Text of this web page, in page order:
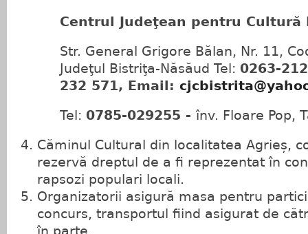
Centrul Judeţean pentru Cultură
Str. General Grigore Bălan, Nr. 11,
Judeţul Bistriţa-Năsăud Tel: 0263-
232 571, Email:
Tel: 0785-029255 -înv. Floare Pop,
Căminul Cultural din localitatea Agrieș,
rezervă dreptul de a fi reprezentat în
rapsozi populari locali.
Organizatorii asigură masa pentru
concurs, transportul fiind asigurat de
în parte.